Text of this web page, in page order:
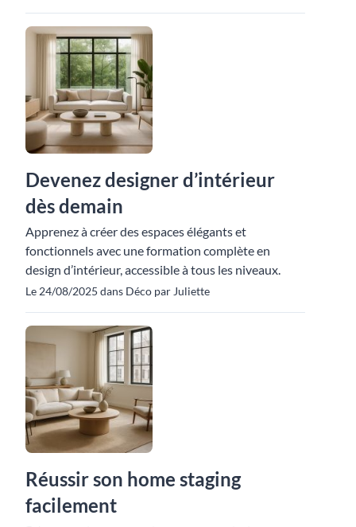
Devenez designer d’intérieur
dès demain
Apprenez à créer des espaces élégants et
fonctionnels avec une formation complète en
design d’intérieur, accessible à tous les niveaux.
Le 24/08/2025 dans Déco par Juliette
Réussir son home staging
facilement